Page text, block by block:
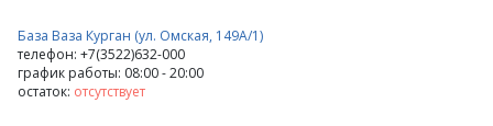
База Ваза Курган (ул. Омская, 149А/1)
телефон: +7(3522)632-000
график работы: 08:00 - 20:00
остаток: отсутствует